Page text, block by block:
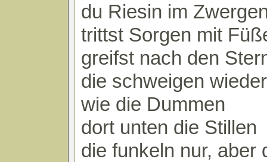
du Riesin im
trittst Sorgen mit
greifst nach den
die schweigen wieder
wie die Dummen
dort unten die Stillen
die funkeln nur, aber